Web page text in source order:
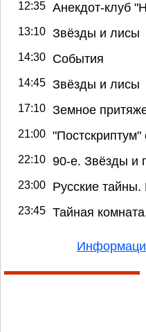
12:35 Анекдот-клуб
13:10 Звёзды и лисы
14:30 События
14:45 Звёзды и лисы
17:10 Земное
21:00
22:10 90-е. Звёзды и
23:00 Русские
23:45 Тайная